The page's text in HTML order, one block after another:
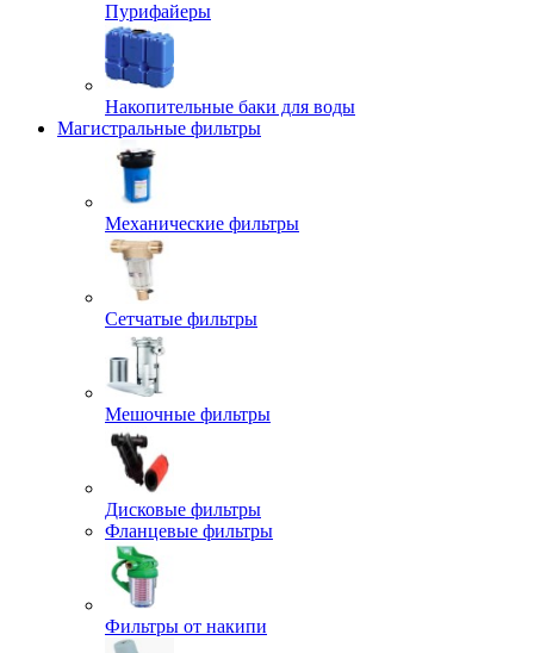
Пурифайеры
Накопительные баки для воды
Магистральные фильтры
Механические фильтры
Сетчатые фильтры
Мешочные фильтры
Дисковые фильтры
Фланцевые фильтры
Фильтры от накипи